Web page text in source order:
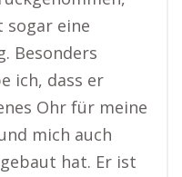
sogar eine
Besonders
ich, dass er
Ohr für meine
mich auch
hat. Er ist